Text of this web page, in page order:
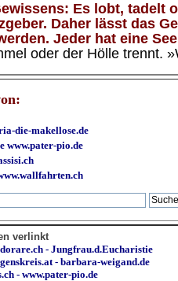
Es lobt,
Daher lässt das
Jeder hat eine
oder der Hölle trennt.
die-makellose.de
www.pater-pio.de
verlinkt
-Jungfrau.d.Eucharistie
-barbara-weigand.de
- www.pater-pio.de